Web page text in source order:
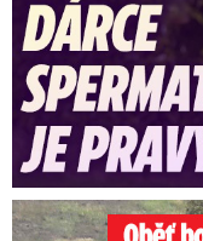
Oběť bouře v jezeru